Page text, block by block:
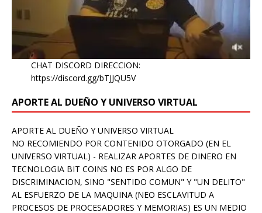
CHAT DISCORD DIRECCION:
https://discord.gg/bTJJQU5V
APORTE AL DUEÑO Y UNIVERSO VIRTUAL
APORTE AL DUEÑO Y UNIVERSO VIRTUAL
NO RECOMIENDO POR CONTENIDO OTORGADO (EN EL
UNIVERSO VIRTUAL) - REALIZAR APORTES DE DINERO EN
TECNOLOGIA BIT COINS NO ES POR ALGO DE
DISCRIMINACION, SINO "SENTIDO COMUN" Y "UN DELITO"
AL ESFUERZO DE LA MAQUINA (NEO ESCLAVITUD A
PROCESOS DE PROCESADORES Y MEMORIAS) ES UN MEDIO